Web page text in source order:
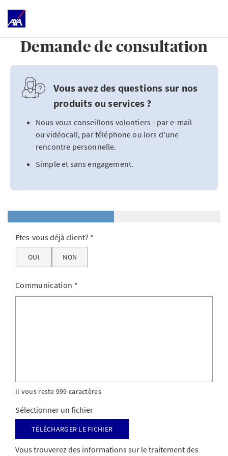
Demande de consultation
Vous avez des questions sur nos
produits ou services ?
Nous vous conseillons volontiers - par e-mail
ou vidéocall, par téléphone ou lors d'une
rencontre personnelle.
Simple et sans engagement.
Etes-vous déjà client?
OUI NON
Communication *
Il vous reste 999 caractères
Sélectionner un fichier
Télécharger le fichier
Vous trouverez des informations sur le traitement des